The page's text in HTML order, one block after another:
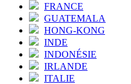
FRANCE
GUATEMALA
HONG-KONG
INDE
INDONÉSIE
IRLANDE
ITALIE